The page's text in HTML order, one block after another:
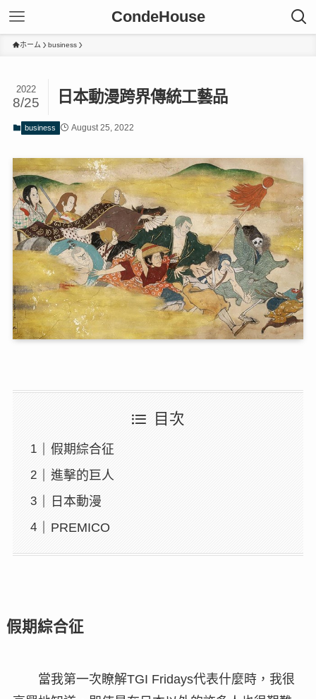
CondeHouse
ホーム business
日本動漫跨界傳統工藝品
2022
8/25
business August 25, 2022
目次
假期綜合征
進擊的巨人
日本動漫
PREMICO
假期綜合征
當我第一次瞭解TGI Fridays代表什麼時，我很